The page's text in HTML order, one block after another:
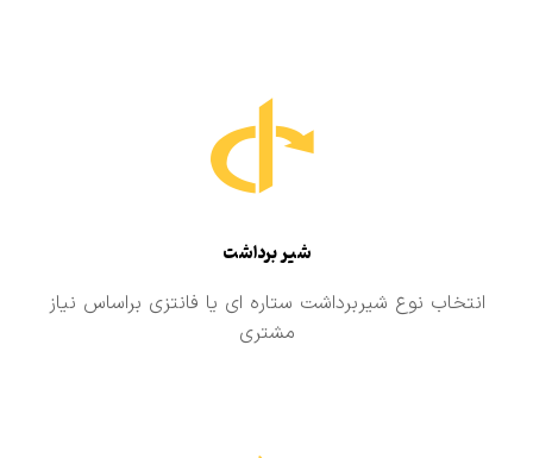
شیر برداشت
انتخاب نوع شیربرداشت ستاره ای یا فانتزی براساس نیاز
مشتری